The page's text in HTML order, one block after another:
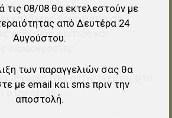
καλύτερη προστασία σε
εκθέσεις φωτιάς και
ισχυρές ίνες αντιστέκεται στα
στην τριβή
τις 08/08 θα εκτελεστούν με
από Δευτέρα 24
Αυγούστου.
των παραγγελιών σας θα
με email και sms πριν την
αποστολή.